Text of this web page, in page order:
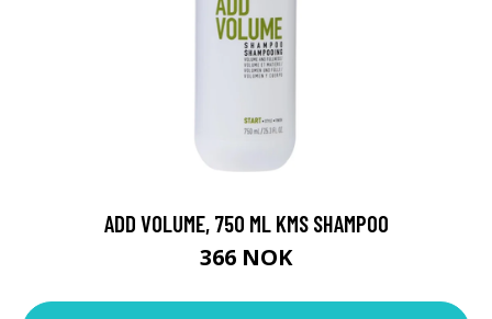
ADD VOLUME, 750 ML KMS SHAMPOO
366 NOK